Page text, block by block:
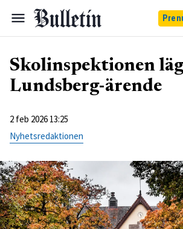
Skolinspektionen
Lundsberg-ärende
2 feb 2026 13:25
Nyhetsredaktionen